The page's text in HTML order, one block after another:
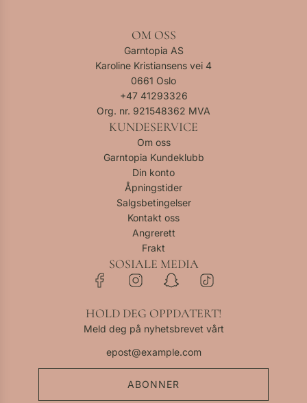
OM OSS
Garntopia AS
Karoline Kristiansens vei 4
0661 Oslo
+47 41293326
Org. nr. 921548362 MVA
KUNDESERVICE
Om oss
Garntopia Kundeklubb
Din konto
Åpningstider
Salgsbetingelser
Kontakt oss
Angrerett
Frakt
SOSIALE MEDIA
HOLD DEG OPPDATERT!
Meld deg på nyhetsbrevet vårt
ABONNER